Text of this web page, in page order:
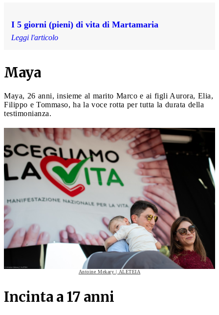
I 5 giorni (pieni) di vita di Martamaria
Leggi l'articolo
Maya
Maya, 26 anni, insieme al marito Marco e ai figli Aurora, Elia,
Filippo e Tommaso, ha la voce rotta per tutta la durata della
testimonianza.
Antoine Mekary | ALETEIA
Incinta a 17 anni